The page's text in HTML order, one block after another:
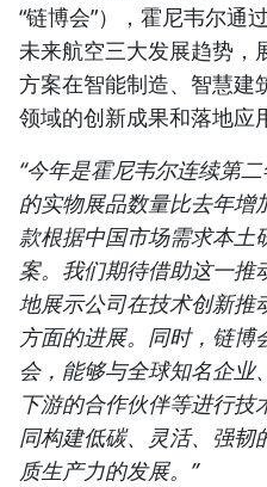
“链博会”），霍尼韦尔通
未来航空三大发展趋势，
方案在智能制造、智慧建
领域的创新成果和落地应
“今年是霍尼韦尔连续第
的实物展品数量比去年增
款根据中国市场需求本土
案。我们期待借助这一推
地展示公司在技术创新推
方面的进展。同时，链
会，能够与全球知名企业
下游的合作伙伴等进行
同构建低碳、灵活、强韧
质生产力的发展。”